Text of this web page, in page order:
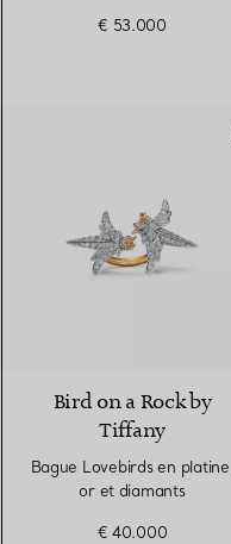
€ 53.000
Bird on a Rock by
Tiffany
Bague Lovebirds en platine,
or et diamants
€ 40.000